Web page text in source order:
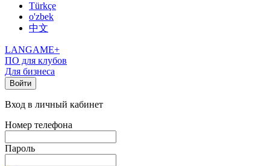
Türkçe
o'zbek
中文
LANGAME+
ПО для клубов
Для бизнеса
Войти
Вход в личный кабинет
Номер телефона
Пароль